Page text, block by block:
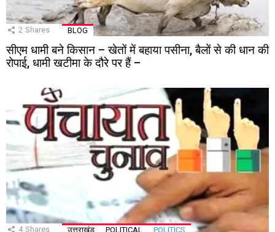
2 Shares BLOG
सीएम धामी बने किसान – खेतों में बहाया पसीना, बैलों से की धान की
रोपाई, धामी खटीमा के दौरे पर हैं –
4 Shares उत्तराखंड POLITICAL POLITICS